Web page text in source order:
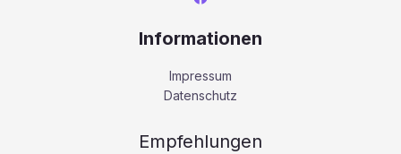
Informationen
Impressum
Datenschutz
Empfehlungen